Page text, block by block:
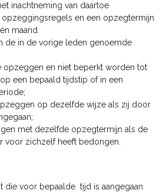
inachtneming van daartoe
en een opzegtermijn
maand.
de in de vorige leden genoemde
opzeggen en niet beperkt worden tot
een bepaald tijdstip of in een
op dezelfde wijze als zij door
met dezelfde opzegtermijn als de
voor zichzelf heeft bedongen.
die voor bepaalde tijd is aangegaan